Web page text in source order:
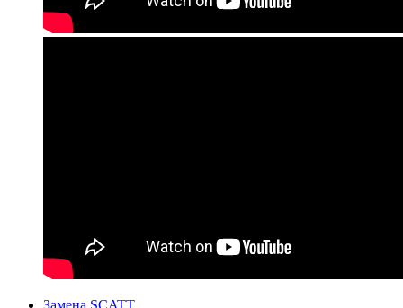
Замена SCATT